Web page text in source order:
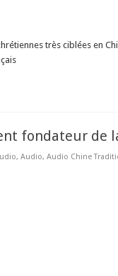
très ciblées en
fondateur de
,Audio,Audio Chine